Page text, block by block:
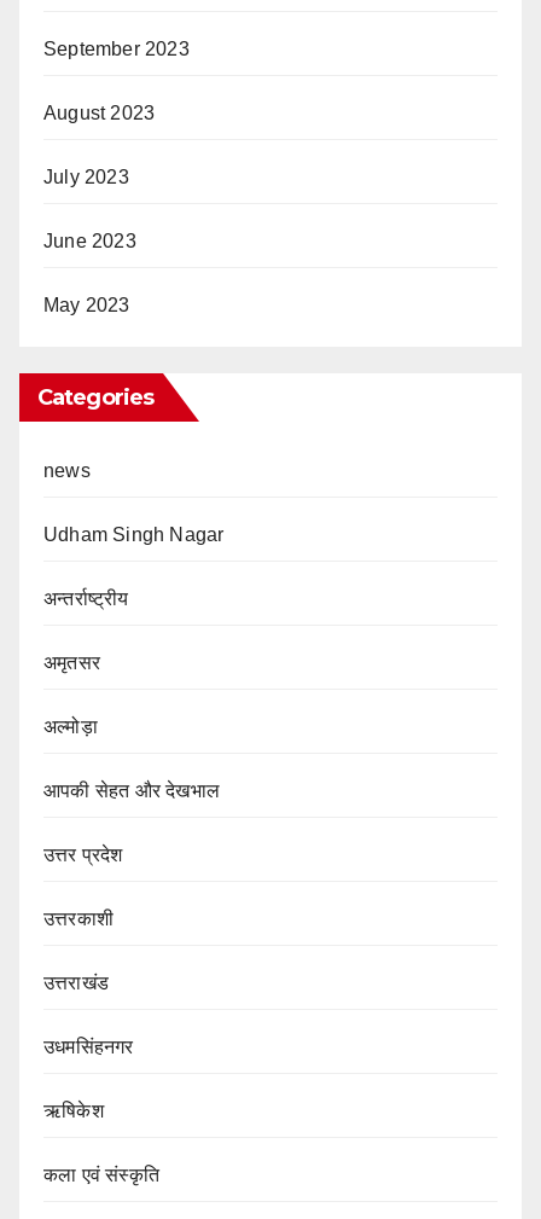
September 2023
August 2023
July 2023
June 2023
May 2023
Categories
news
Udham Singh Nagar
अन्तर्राष्ट्रीय
अमृतसर
अल्मोड़ा
आपकी सेहत और देखभाल
उत्तर प्रदेश
उत्तरकाशी
उत्तराखंड
उधमसिंहनगर
ऋषिकेश
कला एवं संस्कृति